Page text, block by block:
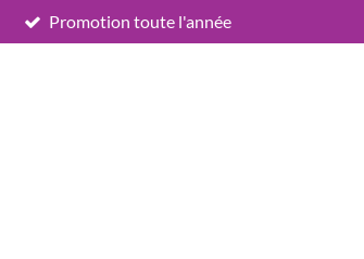
Promotion toute l'année